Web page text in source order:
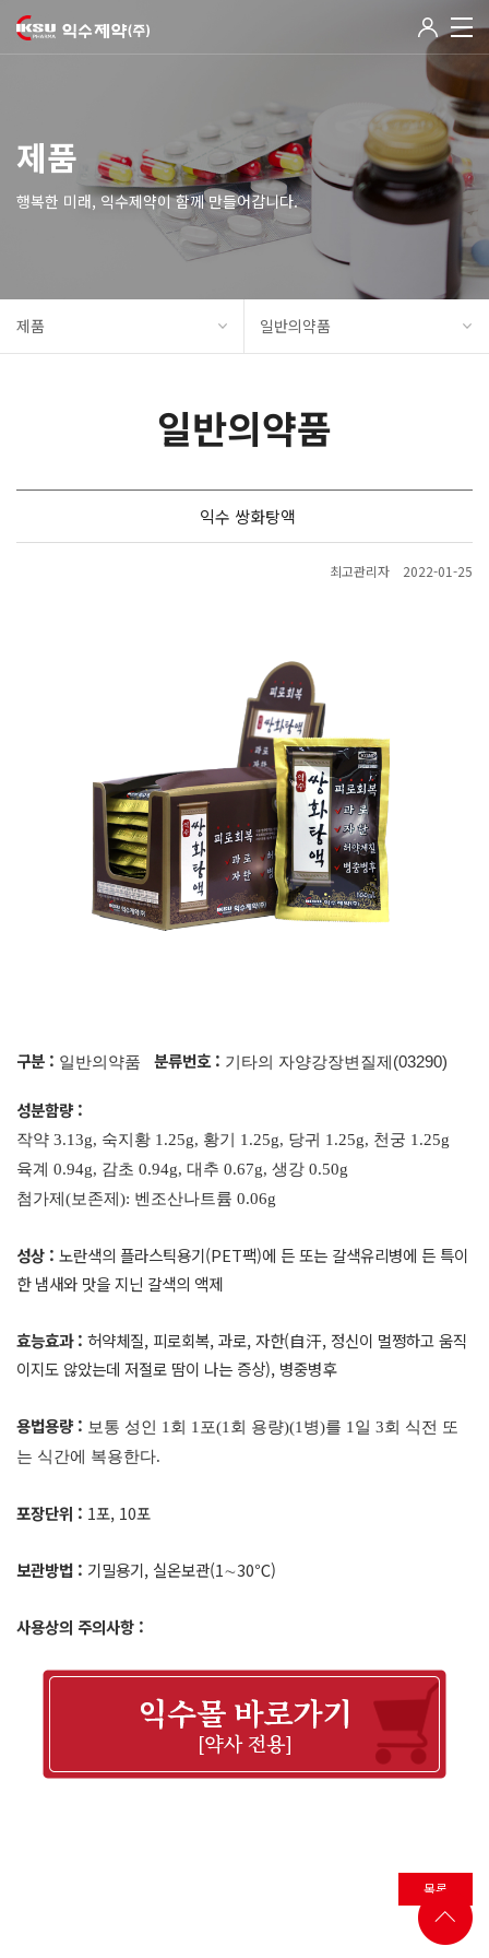
제품
행복한 미래, 익수제약이 함께 만들어갑니다.
제품 일반의약품
일반의약품
익수 쌍화탕액
최고관리자 2022-01-25
구분 : 일반의약품 분류번호 : 기타의 자양강장변질제(03290)
성분함량 :
작약 3.13g, 숙지황 1.25g, 황기 1.25g, 당귀 1.25g, 천궁 1.25g
육계 0.94g, 감초 0.94g, 대추 0.67g, 생강 0.50g
첨가제 (보존제 ): 벤조산나트륨 0.06g
성상 : 노란색의 플라스틱용기(PET팩)에 든 또는 갈색유리병에 든 특이
한 냄새와 맛을 지닌 갈색의 액제
효능효과 : 허약체질, 피로회복, 과로, 자한(自汗, 정신이 멀쩡하고 움직
이지도 않았는데 저절로 땀이 나는 증상), 병중병후
용법용량 : 보통 성인 1회 1포(1회 용량)(1병)를 1일 3회 식전 또
는 식간에 복용한다.
포장단위 : 1포, 10포
보관방법 : 기밀용기, 실온보관(1∼30℃)
사용상의 주의사항 :
목록